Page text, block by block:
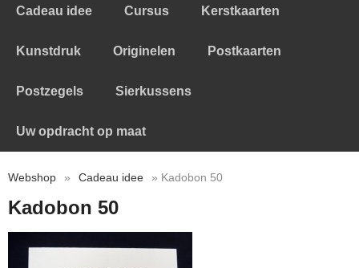
Cadeau idee Cursus Kerstkaarten
Kunstdruk Originelen Postkaarten
Postzegels Sierkussens
Uw opdracht op maat
Webshop » Cadeau idee » Kadobon 50
Kadobon 50